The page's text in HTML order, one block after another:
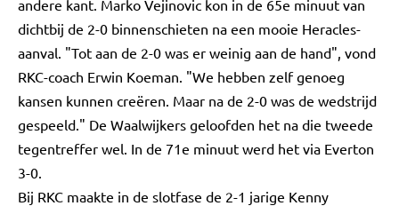
andere kant. Marko Vejinovic kon in de 65e minuut van
dichtbij de 2-0 binnenschieten na een mooie Heracles-
aanval. "Tot aan de 2-0 was er weinig aan de hand", vond
RKC-coach Erwin Koeman. "We hebben zelf genoeg
kansen kunnen creëren. Maar na de 2-0 was de wedstrijd
gespeeld." De Waalwijkers geloofden het na die tweede
tegentreffer wel. In de 71e minuut werd het via Everton
3-0.
Bij RKC maakte in de slotfase de 2-1 jarige Kenny